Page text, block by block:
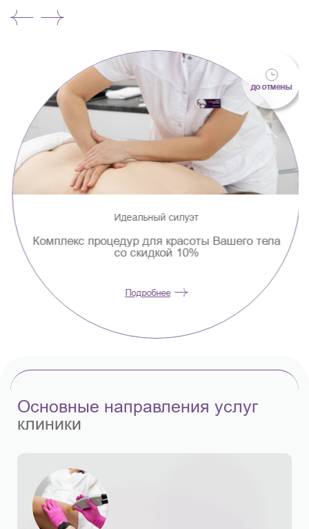
до отмены
Идеальный силуэт
Комплекс процедур для красоты Вашего тела
со скидкой 10%
Подробнее
Основные направления услуг
клиники